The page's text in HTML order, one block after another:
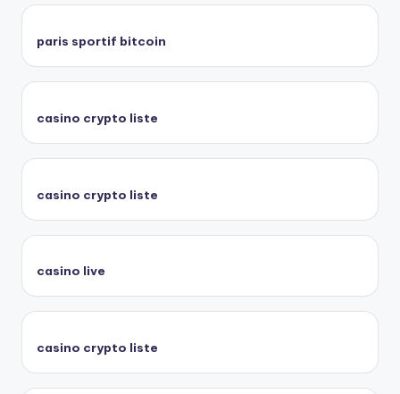
paris sportif bitcoin
casino crypto liste
casino crypto liste
casino live
casino crypto liste